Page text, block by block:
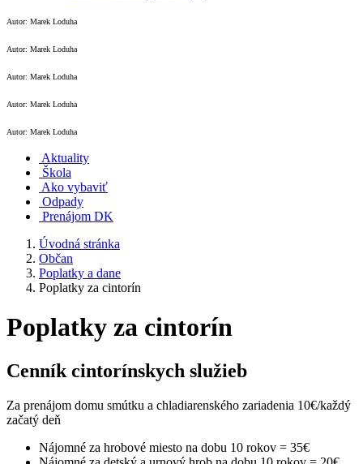
Autor: Marek Loduha
Autor: Marek Loduha
Autor: Marek Loduha
Autor: Marek Loduha
Autor: Marek Loduha
Aktuality
Škola
Ako vybaviť
Odpady
Prenájom DK
Úvodná stránka
Občan
Poplatky a dane
Poplatky za cintorín
Poplatky za cintorín
Cenník cintorínskych služieb
Za prenájom domu smútku a chladiarenského zariadenia 10€/každý
začatý deň
Nájomné za hrobové miesto na dobu 10 rokov = 35€